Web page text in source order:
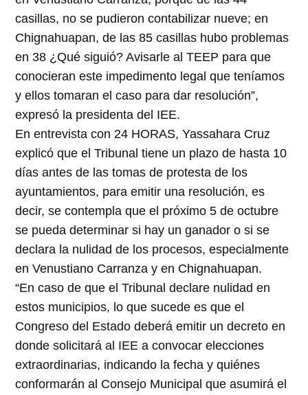
casillas, no se pudieron contabilizar nueve; en
Chignahuapan, de las 85 casillas hubo problemas
en 38 ¿Qué siguió? Avisarle al TEEP para que
conocieran este impedimento legal que teníamos
y ellos tomaran el caso para dar resolución”,
expresó la presidenta del IEE.
En entrevista con 24 HORAS, Yassahara Cruz
explicó que el Tribunal tiene un plazo de hasta 10
días antes de las tomas de protesta de los
ayuntamientos, para emitir una resolución, es
decir, se contempla que el próximo 5 de octubre
se pueda determinar si hay un ganador o si se
declara la nulidad de los procesos, especialmente
en Venustiano Carranza y en Chignahuapan.
“En caso de que el Tribunal declare nulidad en
estos municipios, lo que sucede es que el
Congreso del Estado deberá emitir un decreto en
donde solicitará al IEE a convocar elecciones
extraordinarias, indicando la fecha y quiénes
conformarán al Consejo Municipal que asumirá el